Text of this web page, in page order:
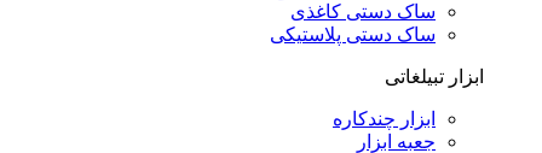
ساک دستی کاغذی
ساک دستی پلاستیکی
ابزار تبیلغاتی
ابزار چندکاره
جعبه ابزار